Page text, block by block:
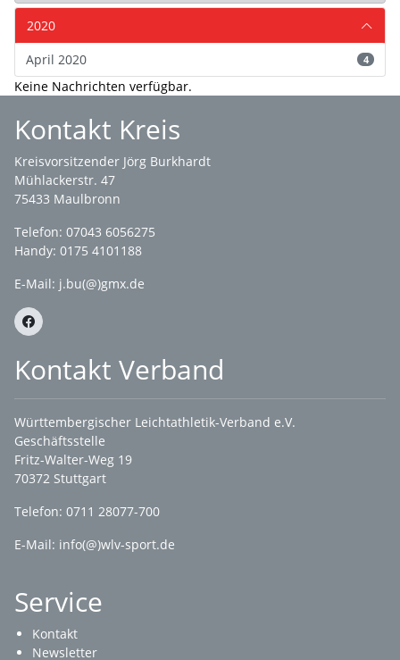
2020
April 2020
4
Keine Nachrichten verfügbar.
Kontakt Kreis
Kreisvorsitzender Jörg Burkhardt
Mühlackerstr. 47
75433 Maulbronn
Telefon: 07043 6056275
Handy: 0175 4101188
E-Mail: j.bu(@)gmx.de
Kontakt Verband
Württembergischer Leichtathletik-Verband e.V.
Geschäftsstelle
Fritz-Walter-Weg 19
70372 Stuttgart
Telefon: 0711 28077-700
E-Mail: info(@)wlv-sport.de
Service
Kontakt
Newsletter